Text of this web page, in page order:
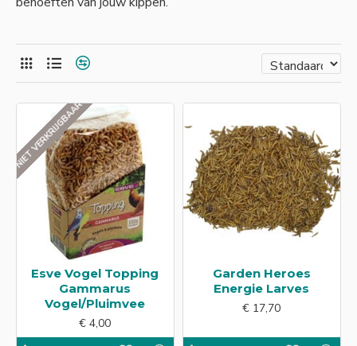
NIET VERKRIJGBAAR
Esve Vogel Topping
Gammarus
Vogel/Pluimvee
€ 4,00
Garden Heroes
Energie Larves
€ 17,70